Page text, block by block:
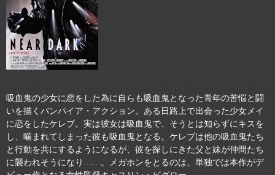
吸血鬼の少女に恋をした為に自らも吸血鬼となった青年の苦悩と闘
いを描くバンパイア・アクション。ある日路上で出会った少女メイ
に恋をしたケレブ。実は彼女は吸血鬼で、そうとは知らずにキスを
し、噛まれてしまった彼も吸血鬼となる。ケレブは他の吸血鬼たち
と行動を共にするようになるが、彼を探しにきた父と妹が仲間たち
に襲われそうになり……。メガホンをとるのは、単独では本作がデ